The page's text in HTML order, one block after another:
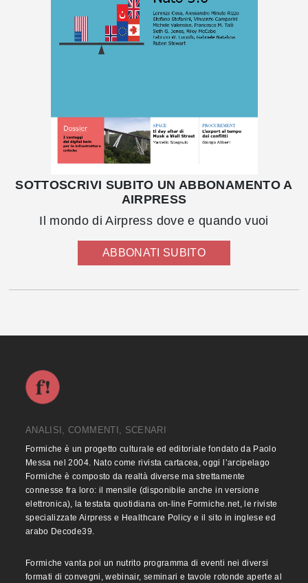
SOTTOSCRIVI SUBITO UN ABBONAMENTO A
AIRPRESS
Il mondo di Airpress dove e quando vuoi
ABBONATI SUBITO
ANALISI, COMMENTI, SCENARI
Formiche è un progetto culturale ed editoriale fondato da Paolo
Messa nel 2004. Nato come rivista cartacea, oggi l’arcipelago
Formiche è composto da realtà diverse ma strettamente
connesse fra loro: il mensile (disponibile anche in versione
elettronica), la testata quotidiana on-line Formiche.net, le riviste
specializzate Airpress e Healthcare Policy e il sito in inglese ed
arabo Decode39.
Formiche vanta poi un nutrito programma di eventi nei diversi
formati di convegni, webinair, seminari e tavole rotonde aperte al